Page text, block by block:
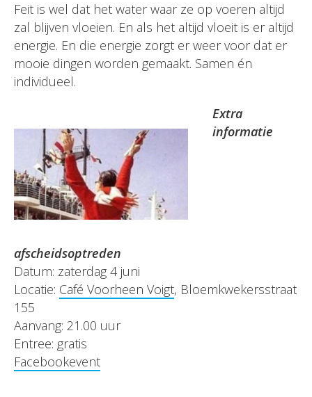
Feit is wel dat het water waar ze op voeren altijd
zal blijven vloeien. En als het altijd vloeit is er altijd
energie. En die energie zorgt er weer voor dat er
mooie dingen worden gemaakt. Samen én
individueel.
Extra
informatie
afscheidsoptreden
Datum: zaterdag 4 juni
Locatie: Café Voorheen Voigt, Bloemkwekersstraat
155
Aanvang: 21.00 uur
Entree: gratis
Facebookevent